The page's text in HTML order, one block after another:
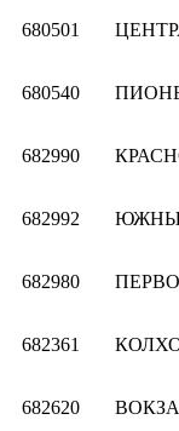
680501
680540
682990
682992
682980
682361
682620